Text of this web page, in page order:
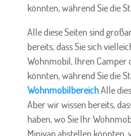
könnten, während Sie die
Alle diese Seiten sind
bereits, dass Sie sich
Wohnmobil, Ihren Camper
könnten, während Sie die
WohnmobilbereichAlle
Aber wir wissen bereits,
haben, wo Sie Ihr
Minivan abstellen könnten,